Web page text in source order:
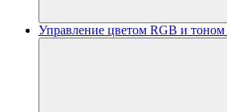
Управление цветом RGB и